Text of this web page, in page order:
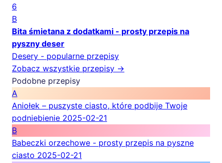
6
B
Bita śmietana z dodatkami - prosty przepis na
pyszny deser
Desery - popularne przepisy
Zobacz wszystkie przepisy →
Podobne przepisy
A
Aniołek – puszyste ciasto, które podbije Twoje
podniebienie 2025-02-21
B
Babeczki orzechowe - prosty przepis na pyszne
ciasto 2025-02-21